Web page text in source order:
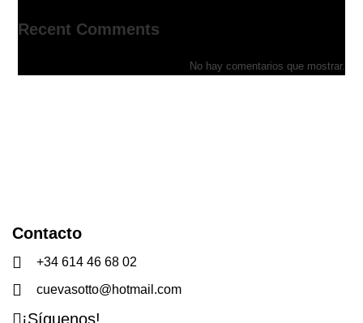
Recent Comments
No hay comentarios que mostrar.
Contacto
+34 614 46 68 02
cuevasotto@hotmail.com
¡Síguenos!